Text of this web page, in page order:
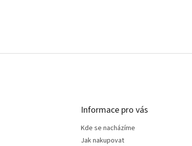
Informace pro vás
Kde se nacházíme
Jak nakupovat